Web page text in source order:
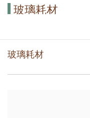
玻璃耗材
玻璃耗材